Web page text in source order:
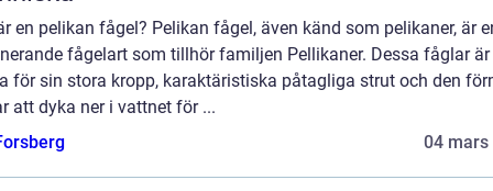
en pelikan fågel? Pelikan fågel, även känd som pelikaner, är
fågelart som tillhör familjen Pellikaner. Dessa fåglar är
för sin stora kropp, karaktäristiska påtagliga strut och den
att dyka ner i vattnet för ...
04 mars